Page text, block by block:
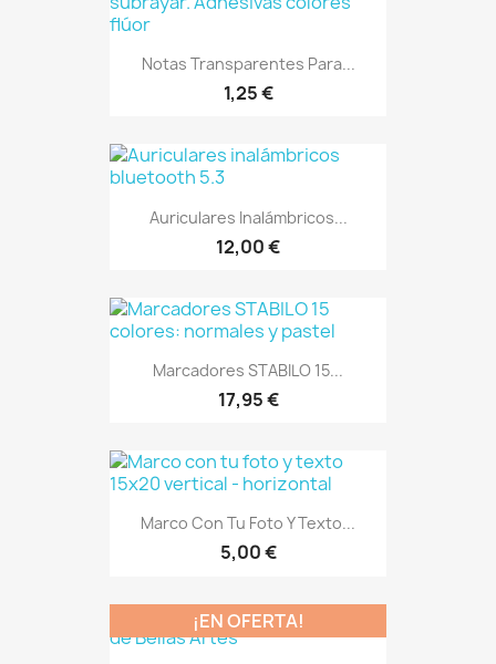
Notas Transparentes Para...
1,25 €
Auriculares Inalámbricos...
12,00 €
Marcadores STABILO 15...
17,95 €
Marco Con Tu Foto Y Texto...
5,00 €
¡EN OFERTA!